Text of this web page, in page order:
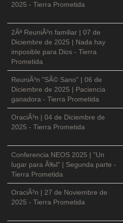
2025 - Tierra Prometida
2Âª ReuniÃ³n familiar | 07 de
Diciembre de 2025 | Nada hay
imposible para Dios - Tierra
Prometida
ReuniÃ³n "SÃ© Sano" | 06 de
Diciembre de 2025 | Paciencia
ganadora - Tierra Prometida
OraciÃ³n | 04 de Diciembre de
2025 - Tierra Prometida
Conferencia NEOS 2025 | "Un
lugar para Ã‰l" | Segunda parte -
Tierra Prometida
OraciÃ³n | 27 de Noviembre de
2025 - Tierra Prometida